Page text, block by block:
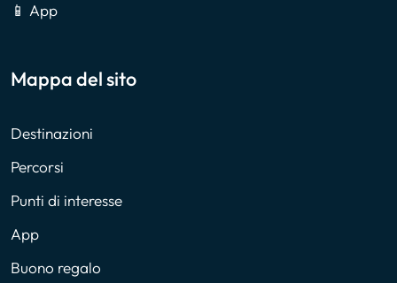
📱 App
Mappa del sito
Destinazioni
Percorsi
Punti di interesse
App
Buono regalo